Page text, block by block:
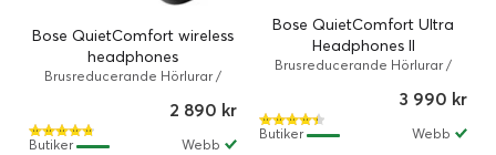
Bose QuietComfort wireless
headphones
Brusreducerande Hörlurar /
24 timme/timmar / Hörlurar /
2 890 kr
Webb
Butiker
Bose QuietComfort Ultra
Headphones II
Brusreducerande Hörlurar /
30 timme/timmar / Hörlurar /
3 990 kr
Webb
Butiker